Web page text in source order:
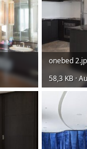
onebed
58,3 KB ·